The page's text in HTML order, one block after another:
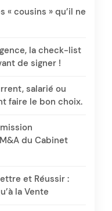
« cousins » qu’il ne
la check-list
de signer !
salarié ou
faire le bon choix.
du Cabinet
et Réussir :
la Vente